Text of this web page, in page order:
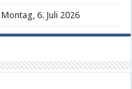
Montag, 6. Juli 2026